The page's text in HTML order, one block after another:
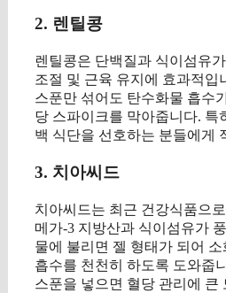
2. 렌틸콩
렌틸콩은 단백질과 식이섬유
조절 및 근육 유지에 효과적입
스푼만 섞어도 탄수화물 흡수
당 스파이크를 막아줍니다. 특
백 식단을 선호하는 분들에게
3. 치아씨드
치아씨드는 최근 건강식품으
메가-3 지방산과 식이섬유가
물에 불리면 젤 형태가 되어
흡수를 천천히 하도록 도와줍
스푼을 넣으면 혈당 관리에 큰